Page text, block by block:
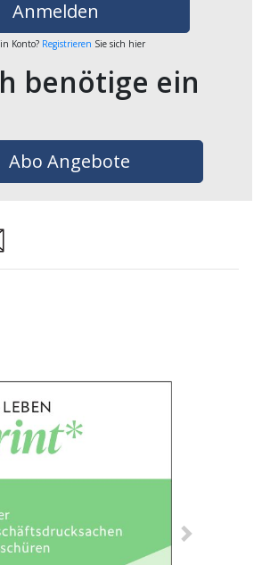
Anmelden
Konto? Registrieren Sie sich hier
benötige ein
Abo Angebote